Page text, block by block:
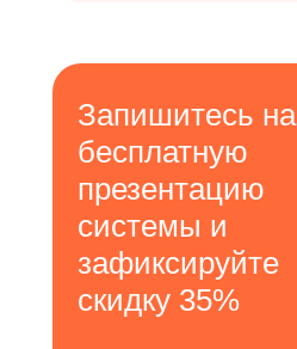
Запишитесь на
бесплатную
презентацию
системы и
зафиксируйте
скидку 35%